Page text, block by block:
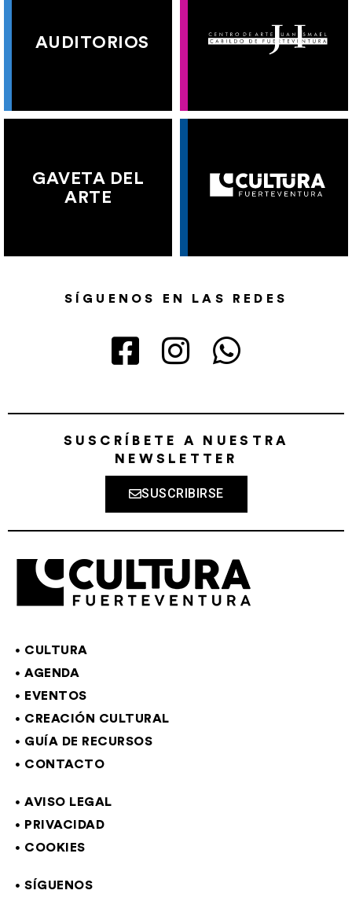
AUDITORIOS
GAVETA DEL
ARTE
SÍGUENOS EN LAS REDES
SUSCRÍBETE A NUESTRA
NEWSLETTER
SUSCRIBIRSE
CULTURA
AGENDA
EVENTOS
CREACIÓN CULTURAL
GUÍA DE RECURSOS
CONTACTO
AVISO LEGAL
PRIVACIDAD
COOKIES
SÍGUENOS